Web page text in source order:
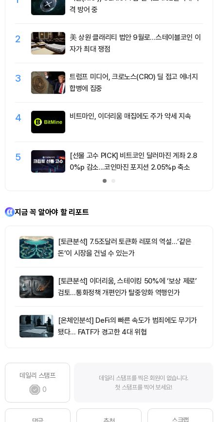
격 방어 중
2
美 상원 클래리티 법안 9월로…스테이블코인 이
자가 최대 쟁점
3
트럼프 미디어, 크로노스(CRO) 딜 접고 에너지
합병에 집중
4 비트마인, 이더리움 매집에도 주가 약세 지속
5
[선물 고수 PICK] 비트코인 달러마진 계좌 2.8
0%p 감소...코인마진 포지션 2.05%p 축소
지금 꼭 알아야 할 리포트
[토큰분석] 7.5조달러 토큰화 레포의 역설…‘같은
돈’이 시장을 건널 수 있는가
[토큰분석] 이더리움, 스테이킹 50%에 ‘보상 제로’
검토…통화정책 개편인가 탈중앙화 역행인가
[온체인분석] DeFi의 빠른 속도가 범죄에도 무기가
됐다… FATF가 경고한 4대 위협
데일리 스탬프
0
데일리 스탬프를 찍은 회원이 없습니다.
첫 스탬프를 찍어 보세요!
스크랩